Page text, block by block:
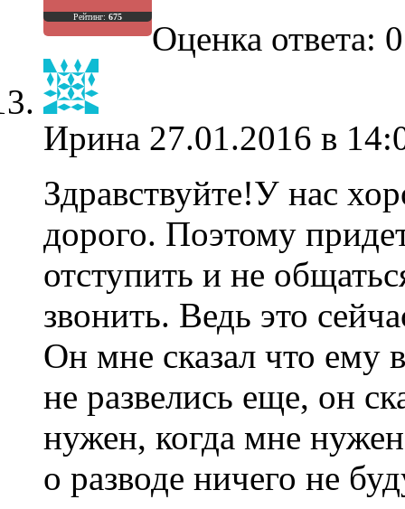
Рейтинг: 675
Оценка ответа:
Ирина 27.01.2016 в
Здравствуйте!У нас
дорого. Поэтому
отступить и не
звонить. Ведь это
Он мне сказал что ему
не развелись еще, он
нужен, когда мне
о разводе ничего не